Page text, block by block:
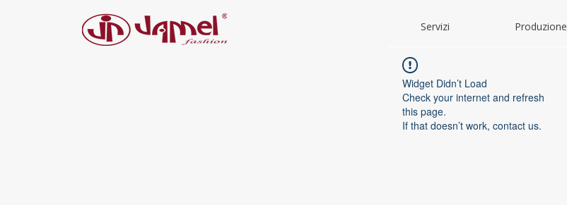
Servizi Produzione
Widget Didn’t Load
Check your internet and refresh
this page.
If that doesn’t work, contact us.